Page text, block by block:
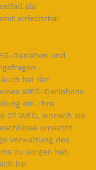
als
anfechtbar
Darlehen und
bei der
WEG-Darlehens
ein. Ihre
27 WEG, wonach sie
umsetzt
Verwaltung des
zu sorgen hat.
bei